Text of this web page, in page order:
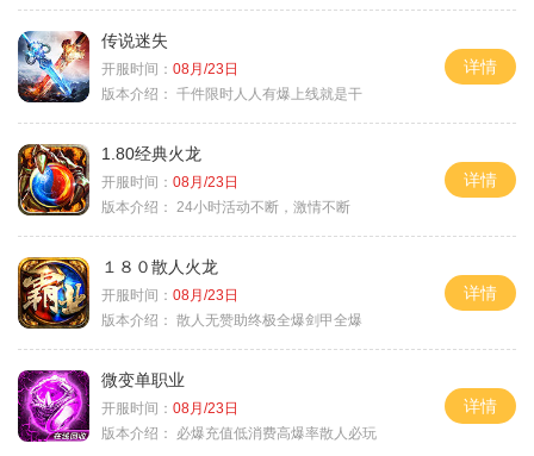
传说迷失
开服时间： 08月/23日
版本介绍： 千件限时人人有爆上线就是干
详情
1.80经典火龙
开服时间： 08月/23日
版本介绍： 24小时活动不断，激情不断
详情
１８０散人火龙
开服时间： 08月/23日
版本介绍： 散人无赞助终极全爆剑甲全爆
详情
微变单职业
开服时间： 08月/23日
版本介绍：
必爆充值低消费高爆率散人必玩
详情